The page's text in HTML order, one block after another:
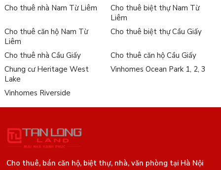
Cho thuê nhà Nam Từ Liêm
Cho thuê biệt thự Nam Từ
Liêm
Cho thuê căn hộ Nam Từ
Liêm
Cho thuê biệt thự Cầu Giấy
Cho thuê nhà Cầu Giấy
Cho thuê căn hộ Cầu Giấy
Chung cư Heritage West
Lake
Vinhomes Ocean Park 1, 2, 3
Vinhomes Riverside
Cho thuê, bán căn hộ, biệt thự, nhà, văn phòng tại Hà Nội